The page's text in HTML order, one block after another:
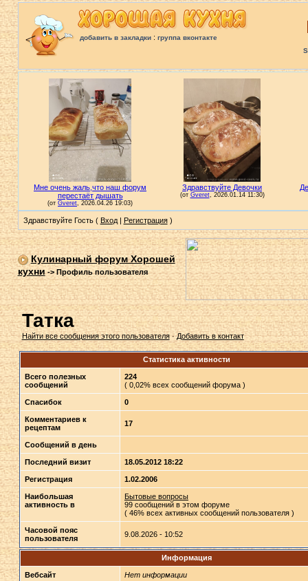
добавить в закладки: группа вконтакте
Здравствуйте Гость ( Вход| Регистрация)
Кулинарный форум Хорошей
кухни->Профиль пользователя
Татка
Найти все сообщения этого пользователя·Добавить в контакт
Статистика активности
Всего полезных
сообщений
224
( 0,02% всех сообщений форума )
Спасибок 0
Комментариев к
рецептам
17
Сообщений в день
Последний визит 18.05.2012 18:22
Регистрация 1.02.2006
Наибольшая
активность в
Бытовые вопросы
99 сообщений в этом форуме
( 46% всех активных сообщений пользователя )
Часовой пояс
пользователя
9.08.2026 - 10:52
Информация
Вебсайт Нет информации